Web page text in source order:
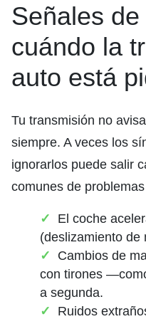
Señales de
cuándo la
auto está
Tu transmisión no
siempre. A veces los
ignorarlos puede salir
comunes de
El coche
(deslizamiento de
Cambios de
con tirones
a segunda.
Ruidos